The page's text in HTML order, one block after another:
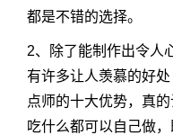
都是不错的选择。
2、除了能制作出令人
有许多让人羡慕的好
点师的十大优势，真
吃什么都可以自己做，